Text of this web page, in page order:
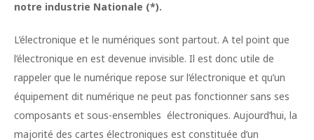
notre industrie Nationale (*).
L’électronique et le numériques sont partout. A tel point que
l’électronique en est devenue invisible. Il est donc utile de
rappeler que le numérique repose sur l’électronique et qu’un
équipement dit numérique ne peut pas fonctionner sans ses
composants et sous-ensembles électroniques. Aujourd’hui, la
majorité des cartes électroniques est constituée d’un